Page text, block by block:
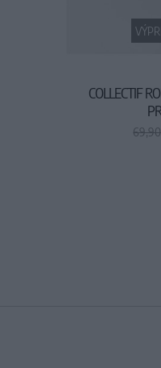
COLLECTIF